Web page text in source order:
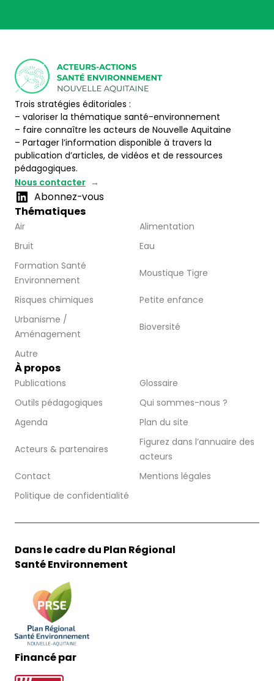
Trois stratégies éditoriales :
– valoriser la thématique santé-environnement
– faire connaître les acteurs de Nouvelle Aquitaine
– Partager l’information disponible à travers la
publication d’articles, de vidéos et de ressources
pédagogiques.
Nous contacter
Abonnez-vous
Thématiques
Air
Alimentation
Bruit
Eau
Formation Santé
Environnement
Moustique Tigre
Risques chimiques
Petite enfance
Urbanisme /
Aménagement
Bioversité
Autre
À propos
Publications
Glossaire
Outils pédagogiques
Qui sommes-nous ?
Agenda
Plan du site
Acteurs & partenaires
Figurez dans l’annuaire des
acteurs
Contact
Mentions légales
Politique de confidentialité
Dans le cadre du Plan Régional
Santé Environnement
Financé par